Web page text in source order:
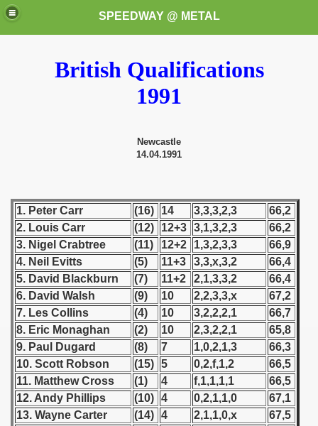
SPEEDWAY @ METAL
British Qualifications
1991
Newcastle
14.04.1991
1. Peter Carr (16) 14 3,3,3,2,3
66,2
2. Louis Carr
(12) 12+3 3,1,3,2,3
66,2
3. Nigel Crabtree
(11) 12+2 1,3,2,3,3
66,9
4. Neil Evitts
(5) 11+3 3,3,x,3,2
66,4
5. David Blackburn
(7) 11+2 2,1,3,3,2
66,4
6. David Walsh
(9) 10 2,2,3,3,x
67,2
7. Les Collins
(4) 10 3,2,2,2,1
66,7
8. Eric Monaghan
(2) 10 2,3,2,2,1
65,8
9. Paul Dugard
(8) 7 1,0,2,1,3
66,3
10. Scott Robson
(15) 5 0,2,f,1,2
66,5
11. Matthew Cross
(1) 4 f,1,1,1,1
66,5
12. Andy Phillips
(10) 4 0,2,1,1,0
67,1
13. Wayne Carter
(14) 4 2,1,1,0,x
67,5
(My speedway programmes to exchange or sale)
Świata (World Speedway Championship)
1946